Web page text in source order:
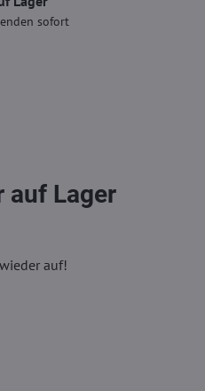
sofort
auf Lager
auf!